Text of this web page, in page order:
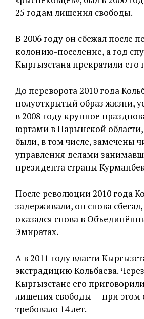
25 годам лишения свободы.
В 2006 году он сбежал после
колонию-поселение, а год
Кыргызстана прекратили его
До переворота 2010 года
полуоткрытый образ жизни,
в 2008 году крупное
юртами в Нарынской
были, в том числе, замечены
управления делами
президента страны
После революции 2010 года
задерживали, он снова
оказался снова в
Эмиратах.
А в 2011 году власти
экстрадицию Кольбаева.
Кыргызстане его
лишения свободы — при этом
требовало 14 лет.